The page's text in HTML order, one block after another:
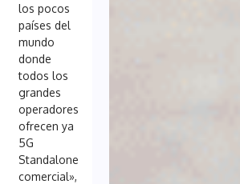
los pocos
países del
mundo
donde
todos los
grandes
operadores
ofrecen ya
5G
Standalone
comercial»,